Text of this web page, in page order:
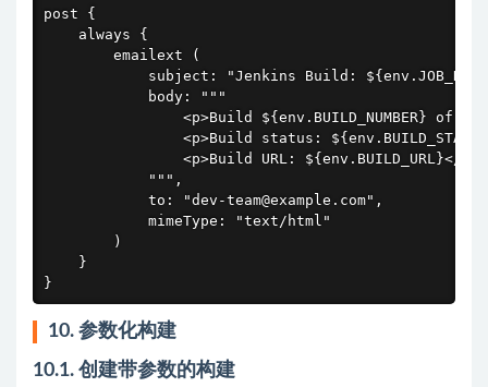
post {
    always {
        emailext (
subject: "Jenkins Build:
            body: """
<p>Build ${env.BUILD_NUMBER} of
<p>Build status:
                <p>Build URL: ${env.BUILD_URL}</p>
            """,
            to: "dev-team@example.com",
            mimeType: "text/html"
        )
    }
}
10. 参数化构建
10.1. 创建带参数的构建